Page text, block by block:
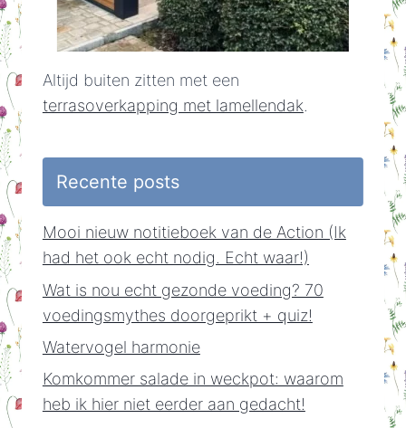
Altijd buiten zitten met een
terrasoverkapping met lamellendak.
Recente posts
Mooi nieuw notitieboek van de Action (Ik
had het ook echt nodig. Echt waar!)
Wat is nou echt gezonde voeding? 70
voedingsmythes doorgeprikt + quiz!
Watervogel harmonie
Komkommer salade in weckpot: waarom
heb ik hier niet eerder aan gedacht!